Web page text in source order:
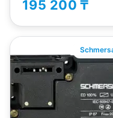
195 200 ₸